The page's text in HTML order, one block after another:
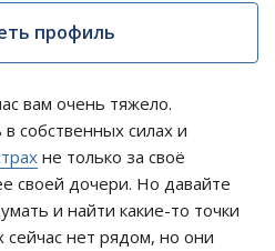
профиль
вам очень тяжело.
собственных силах и
не только за своё
своей дочери. Но давайте
и найти какие-то точки
нет рядом, но они